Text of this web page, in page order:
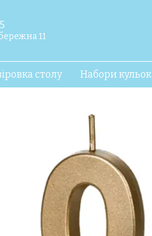
11
столу Набори кульок